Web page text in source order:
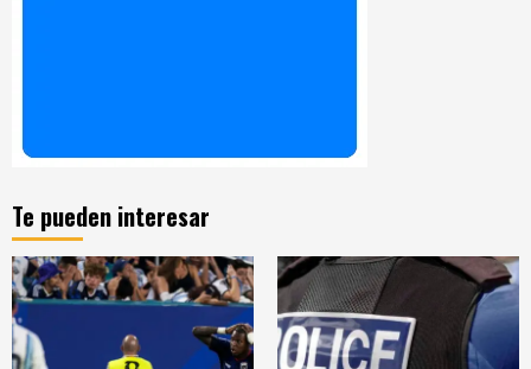
Te pueden interesar